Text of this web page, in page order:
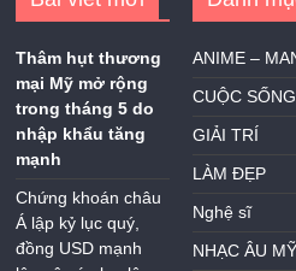
Thâm hụt thương
mại Mỹ mở rộng
trong tháng 5 do
nhập khẩu tăng
mạnh
Chứng khoán châu
Á lập kỷ lục quý,
đồng USD mạnh
ANIME –
CUỘC SỐNG
GIẢI TRÍ
LÀM ĐẸP
Nghệ sĩ
NHẠC ÂU MỸ